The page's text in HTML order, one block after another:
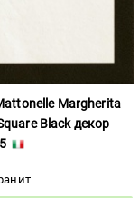
Margherita
Black декор